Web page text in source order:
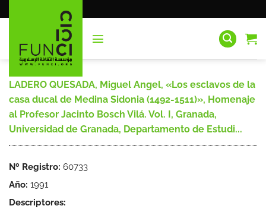
al
LADERO QUESADA, Miguel Angel, «Los esclavos de la
casa ducal de Medina Sidonia (1492-1511)», Homenaje
al Profesor Jacinto Bosch Vilá. Vol. I, Granada,
Universidad de Granada, Departamento de Estudi...
Nº Registro: 60733
Año: 1991
Descriptores: